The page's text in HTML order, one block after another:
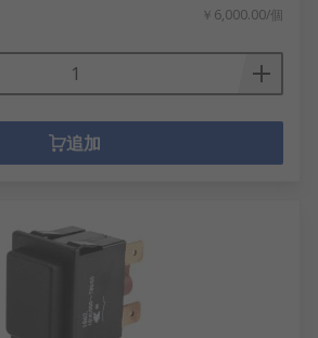
￥6,000.00/個
追加